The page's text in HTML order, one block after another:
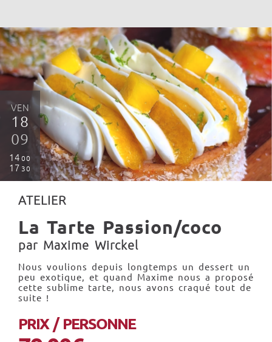
VEN
18
09
14 00
17 30
ATELIER
La Tarte Passion/coco
par Maxime Wirckel
Nous voulions depuis longtemps un dessert un
peu exotique, et quand Maxime nous a proposé
cette sublime tarte, nous avons craqué tout de
suite !
PRIX / PERSONNE